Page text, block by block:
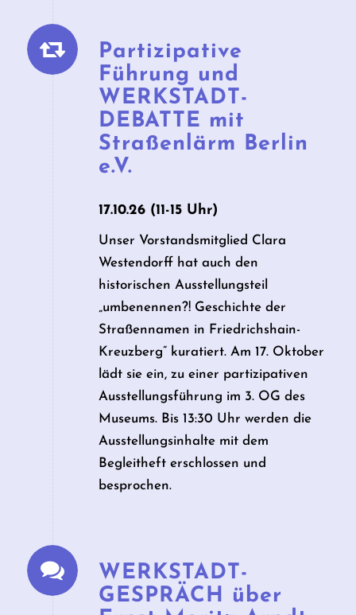
Partizipative
Führung und
WERKSTADT­
DEBATTE mit
Straßenlärm Berlin
e.V.
17.10.26 (11-15 Uhr)
Unser Vorstandsmitglied Clara
Westendorff hat auch den
historischen Ausstellungsteil
„umbenennen?! Geschichte der
Straßennamen in Friedrichshain-
Kreuzberg” kuratiert. Am 17. Oktober
lädt sie ein, zu einer partizipativen
Ausstellungsführung im 3. OG des
Museums. Bis 13:30 Uhr werden die
Ausstellungsinhalte mit dem
Begleitheft erschlossen und
besprochen.
WERKSTADT­
GESPRÄCH über